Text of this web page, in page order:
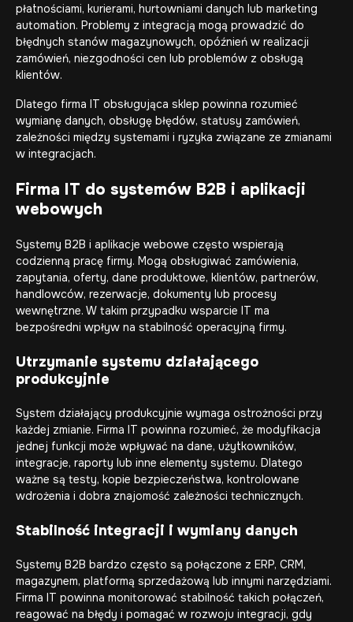
płatnościami, kurierami, hurtowniami danych lub marketing
automation. Problemy z integracją mogą prowadzić do
błędnych stanów magazynowych, opóźnień w realizacji
zamówień, niezgodności cen lub problemów z obsługą
klientów.
Dlatego firma IT obsługująca sklep powinna rozumieć
wymianę danych, obsługę błędów, statusy zamówień,
zależności między systemami i ryzyka związane ze zmianami
w integracjach.
Firma IT do systemów B2B i aplikacji
webowych
Systemy B2B i aplikacje webowe często wspierają
codzienną pracę firmy. Mogą obsługiwać zamówienia,
zapytania, oferty, dane produktowe, klientów, partnerów,
handlowców, rezerwacje, dokumenty lub procesy
wewnętrzne. W takim przypadku wsparcie IT ma
bezpośredni wpływ na stabilność operacyjną firmy.
Utrzymanie systemu działającego
produkcyjnie
System działający produkcyjnie wymaga ostrożności przy
każdej zmianie. Firma IT powinna rozumieć, że modyfikacja
jednej funkcji może wpływać na dane, użytkowników,
integracje, raporty lub inne elementy systemu. Dlatego
ważne są testy, kopie bezpieczeństwa, kontrolowane
wdrożenia i dobra znajomość zależności technicznych.
Stabilność integracji i wymiany danych
Systemy B2B bardzo często są połączone z ERP, CRM,
magazynem, platformą sprzedażową lub innymi narzędziami.
Firma IT powinna monitorować stabilność takich połączeń,
reagować na błędy i pomagać w rozwoju integracji, gdy